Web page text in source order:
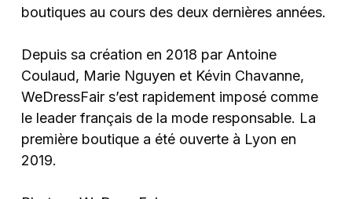
boutiques au cours des deux dernières années.
Depuis sa création en 2018 par Antoine
Coulaud, Marie Nguyen et Kévin Chavanne,
WeDressFair s’est rapidement imposé comme
le leader français de la mode responsable. La
première boutique a été ouverte à Lyon en
2019.